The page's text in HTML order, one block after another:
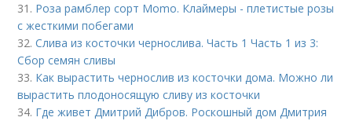
31. Роза рамблер сорт Momo. Клаймеры - плетистые розы
с жесткими побегами
32.Слива из косточки чернослива. Часть 1 Часть 1 из 3:
Сбор семян сливы
33. Как вырастить чернослив из косточки дома. Можно ли
вырастить плодоносящую сливу из косточки
34. Где живет Дмитрий Дибров. Роскошный дом Дмитрия